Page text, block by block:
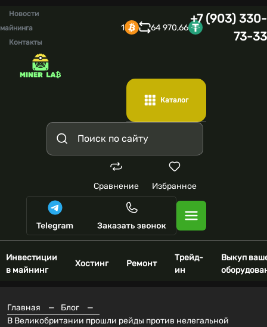
Новости
майнинга
Контакты
1 64 970,66
+7 (903) 330-
73-33
Каталог
Сравнение Избранное
Инвестиции
в майнинг
Хостинг Ремонт
Трейд-
ин
Выкуп
Главная — Блог
—
В Великобритании прошли рейды против нелегальной